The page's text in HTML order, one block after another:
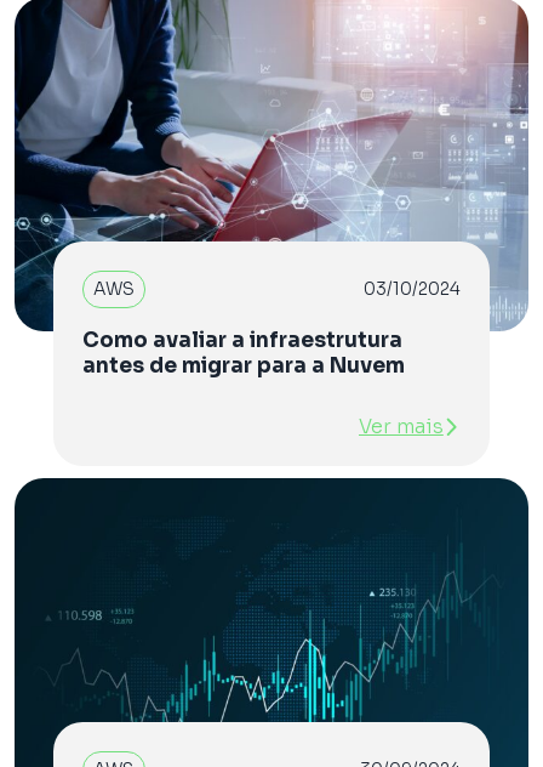
AWS 03/10/2024
Como avaliar a infraestrutura
antes de migrar para a Nuvem
Ver mais